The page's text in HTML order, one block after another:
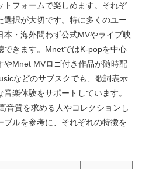
フォームで楽しめます。それぞ
択が大切です。特に多くのユー
本・海外問わず公式MVやライブ映
できます。MnetではK-popを中心
やMnet MVロゴ付き作品が随時配
などのサブスクでも、歌詞表示
楽体験をサポートしています。
音質を求める人やコレクションし
ルを参考に、それぞれの特徴を